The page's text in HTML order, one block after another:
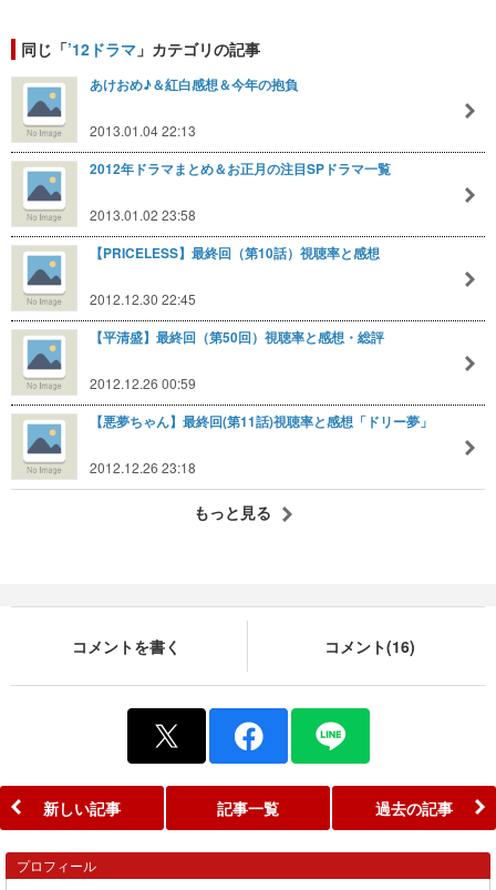
同じ「’12ドラマ 」カテゴリの記事
あけおめ♪＆紅白感想＆今年の抱負
2013.01.04 22:13
2012年ドラマまとめ＆お正月の注目SPドラマ一覧
2013.01.02 23:58
【PRICELESS】最終回（第10話）視聴率と感想
2012.12.30 22:45
【平清盛】最終回（第50回）視聴率と感想・総評
2012.12.26 00:59
【悪夢ちゃん】最終回(第11話)視聴率と感想「ドリー夢」
2012.12.26 23:18
もっと見る
コメントを書く コメント(16)
新しい記事 記事一覧 過去の記事
プロフィール